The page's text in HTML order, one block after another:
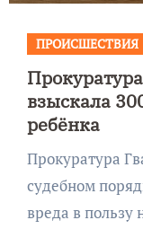
ПРОИСШЕСТВИЯ
взыскала
ребёнка
Прокуратура Гвардейского района добилась в
судебном
вреда в пользу